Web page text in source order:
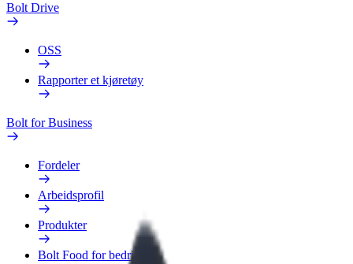
Bolt Drive
OSS
Rapporter et kjøretøy
Bolt for Business
Fordeler
Arbeidsprofil
Produkter
Bolt Food for bedrifter